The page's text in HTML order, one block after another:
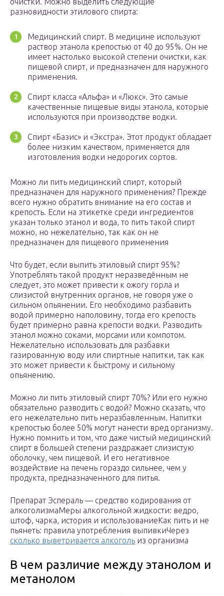
разновидности этилового спирта:
Медицинский спирт. В медицине используют
раствор этанола крепостью от 40 до 95%. Он не
имеет настолько высокой степени очистки, как
пищевой спирт, и предназначен для наружного
применения.
Спирт класса «Альфа» и «Люкс». Это самые
качественные пищевые виды этанола, которые
используются при производстве водки.
Спирт «Базис» и «Экстра». Этот продукт обладает
более низким качеством, применяется для
изготовления водки недорогих сортов.
Можно ли пить медицинский спирт, который
предназначен для наружного применения? Прежде
всего нужно обратить внимание на его состав и
крепость. Если на этикетке среди ингредиентов
указан только этанол и вода, то пить такой спирт
можно, но нежелательно, так как он не
предназначен для пищевого применения
Что будет, если выпить этиловый спирт 95%?
Употреблять такой продукт неразведённым не
следует, это может привести к ожогу горла и
слизистой внутренних органов, не говоря уже о
сильном опьянении. Его необходимо разбавить
водой примерно наполовину, тогда его крепость
будет примерно равна крепости водки. Разводить
этанол можно соками, морсами или компотом.
Нежелательно использовать для разбавки
газированную воду или спиртные напитки, так как
это может привести к быстрому и сильному
опьянению.
Можно ли пить этиловый спирт 70%? Или его нужно
обязательно разводить с водой? Можно сказать, что
его нежелательно пить неразбавленным. Напитки
крепостью более 50% могут нанести вред организму.
Нужно помнить и том, что даже чистый медицинский
спирт в большей степени раздражает слизистую
оболочку, чем пищевой. И его негативное
воздействие на печень гораздо сильнее, чем у
продукта, предназначенного для питья.
Препарат Эспераль — средство кодирования от
алкоголизмаМеры алкогольной жидкости: ведро,
штоф, чарка, история и использованиеКак пить и не
пьянеть: правила употребления выпивкиЧерез
сколько выветривается алкоголь из организма
В чем различие между этанолом и
метанолом